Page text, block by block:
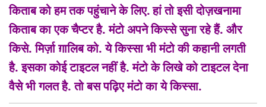
किताब को हम तक पहुंचाने के लिए.हां तो इसी दोज़खनामा
किताब का एक चैप्टर है. मंटो अपने किस्से सुना रहे हैं. और
किसे. मिर्ज़ा ग़ालिब को. ये किस्सा भी मंटो की कहानी लगती
है. इसका कोई टाइटल नहीं है. मंटो के लिखे को टाइटल देना
वैसे भी गलत है. तो बस पढ़िए मंटो का ये किस्सा.